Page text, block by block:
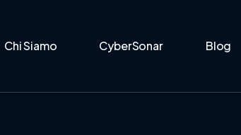
Chi Siamo CyberSonar Blog